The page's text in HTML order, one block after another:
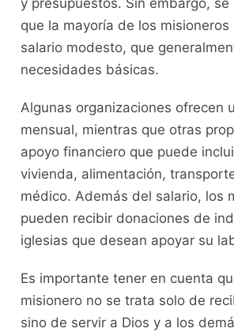
y presupuestos. Sin embargo,
que la mayoría de los misioneros
salario modesto, que
necesidades básicas.
Algunas organizaciones ofrecen
mensual, mientras que otras
apoyo financiero que puede
vivienda, alimentación,
médico. Además del salario, los
pueden recibir donaciones de
iglesias que desean apoyar su
Es importante tener en cuenta
misionero no se trata solo de
sino de servir a Dios y a los